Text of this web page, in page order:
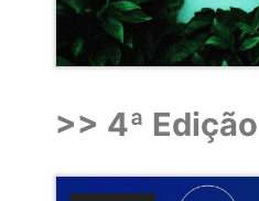
>> 4ª Edição